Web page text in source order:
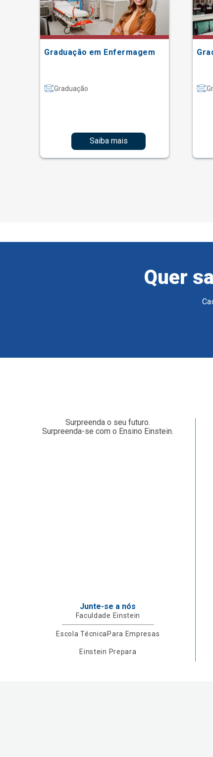
Graduação em Enfermagem
Graduação
Saiba mais
Quer
Surpreenda o seu futuro.
Surpreenda-se com o Ensino Einstein.
Junte-se a nós
Faculdade Einstein
Escola Técnica Para Empresas
Einstein Prepara